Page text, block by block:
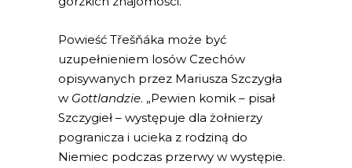
Powieść Třešňáka może być
uzupełnieniem losów Czechów
opisywanych przez Mariusza Szczygła
w Gottlandzie. „Pewien komik – pisał
Szczygieł – występuje dla żołnierzy
pogranicza i ucieka z rodziną do
Niemiec podczas przerwy w występie.